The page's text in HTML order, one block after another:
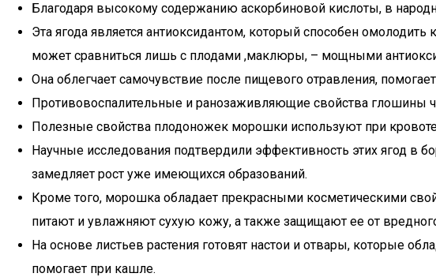
Благодаря высокому содержанию аскорбиновой кислоты, в
Эта ягода является антиоксидантом, который способен
может сравниться лишь с плодами ,маклюры, – мощными
Она облегчает самочувствие после пищевого отравления,
Противовоспалительные и ранозаживляющие свойства глошины
Полезные свойства плодоножек морошки используют при
Научные исследования подтвердили эффективность этих ягод в
замедляет рост уже имеющихся образований.
Кроме того, морошка обладает прекрасными косметическими
питают и увлажняют сухую кожу, а также защищают ее от
На основе листьев растения готовят настои и отвары, которые
помогает при кашле.